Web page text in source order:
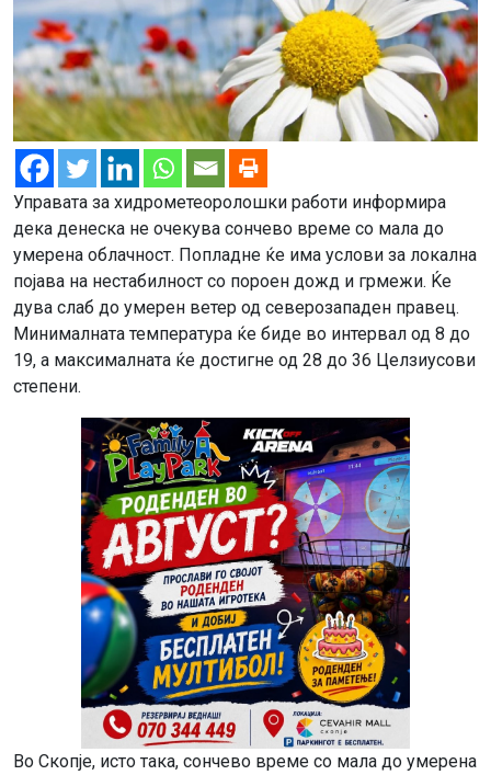
Управата за хидрометеоролошки работи информира
дека денеска не очекува сончево време со мала до
умерена облачност. Попладне ќе има услови за локална
појава на нестабилност со пороен дожд и грмежи. Ќе
дува слаб до умерен ветер од северозападен правец.
Минималната температура ќе биде во интервал од 8 до
19, а максималната ќе достигне од 28 до 36 Целзиусови
степени.
Во Скопје, исто така, сончево време со мала до умерена